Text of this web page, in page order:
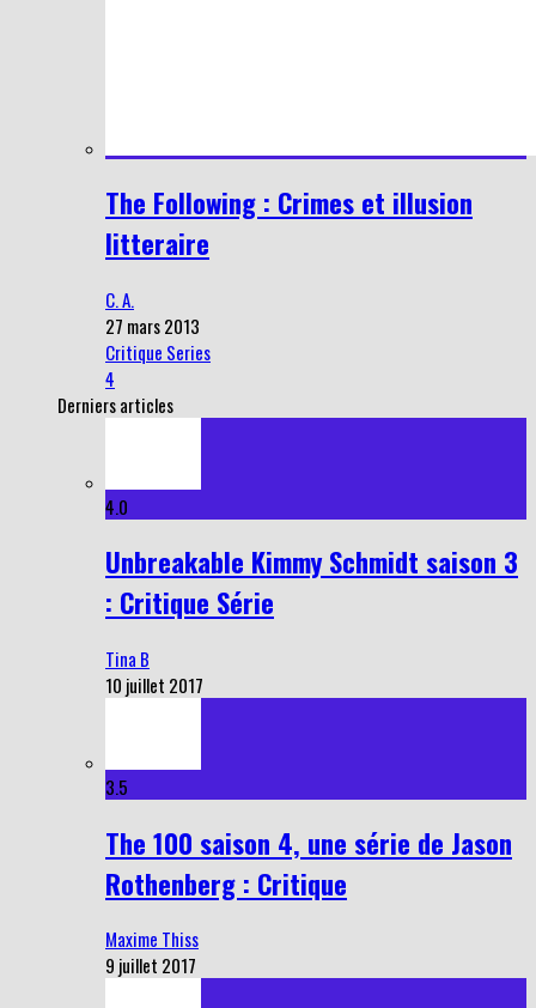
The Following : Crimes et illusion
litteraire
C. A.
27 mars 2013
Critique Series
4
Derniers articles
4.0
Unbreakable Kimmy Schmidt saison 3
: Critique Série
Tina B
10 juillet 2017
3.5
The 100 saison 4, une série de Jason
Rothenberg : Critique
Maxime Thiss
9 juillet 2017